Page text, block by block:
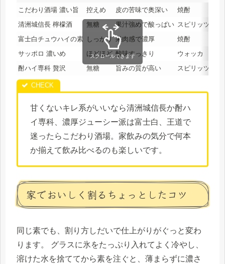
こだわり酒場 濃い旨
控えめ 皮の苦味で奥深い
焼酎
清洲城信長 檸檬酒
無糖 果汁強めで酸っぱい スピリッツ
富士白チュウハイの素
しっかり 果肉感で濃厚
焼酎
サッポロ 濃いめ
ほどほど 酸味すっきり
ウォッカ
酎ハイ専科 贅沢
無糖 旨みの質が高い スピリッツ
スクロールできます
甘くないキレ系がいいなら清洲城信長か酎ハ
イ専科、濃厚ジューシー派は富士白、王道で
迷ったらこだわり酒場。家飲みの気分で何本
か揃えて飲み比べるのも楽しいです。
家でおいしく割るちょっとしたコツ
同じ素でも、割り方しだいで仕上がりがぐっと変わ
ります。 グラスに氷をたっぷり入れてよく冷やし、
溶けた水を捨ててから素を注ぐと、薄まらずに濃さ